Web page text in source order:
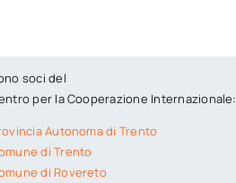
soci del
per la Cooperazione Internazionale:
Autonoma di Trento
di Trento
di Rovereto